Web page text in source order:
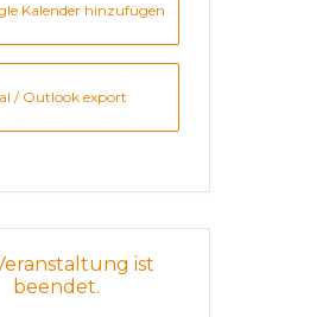
Kalender hinzufügen
/ Outlook export
ist
beendet.